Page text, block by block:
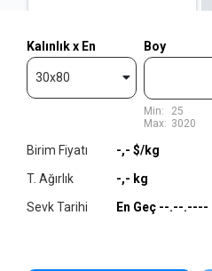
Kalınlık x En
30x80
Boy
Min:
Max:
25
3020
Birim Fiyatı
T. Ağırlık
Sevk Tarihi
-,- $/kg
-,- kg
En Geç --.--.----